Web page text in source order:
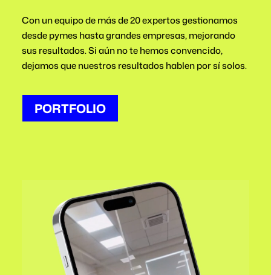
Con un equipo de más de 20 expertos gestionamos
desde pymes hasta grandes empresas, mejorando
sus resultados. Si aún no te hemos convencido,
dejamos que nuestros resultados hablen por sí solos.
PORTFOLIO
PORTFOLIO